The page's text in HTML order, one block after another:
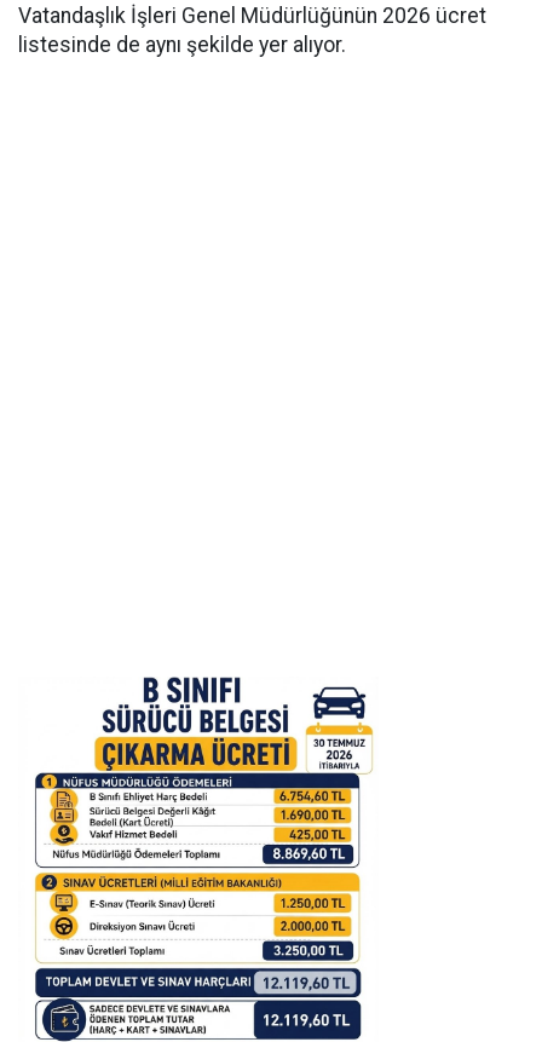
Vatandaşlık İşleri Genel Müdürlüğünün 2026 ücret
listesinde de aynı şekilde yer alıyor.